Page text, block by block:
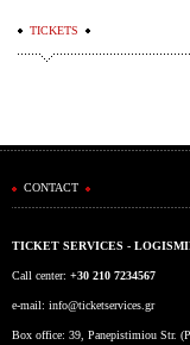
TICKETS
CONTACT
TICKET SERVICES -
Call center: +30 210 7234567
e-mail: info@ticketservices.gr
Box office: 39, Panepistimiou Str.